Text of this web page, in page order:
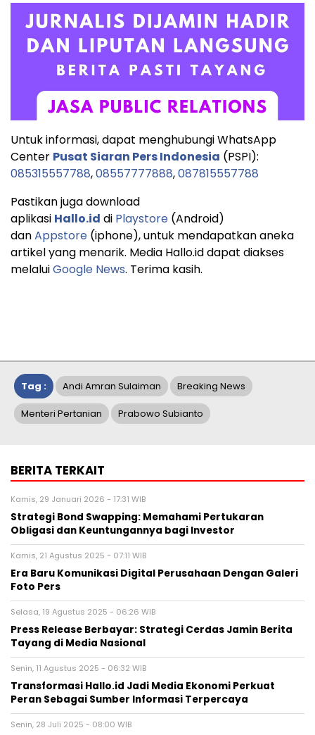
Untuk informasi, dapat menghubungi WhatsApp
Center Pusat Siaran Pers Indonesia (PSPI):
085315557788,08557777888,087815557788
Pastikan juga download
aplikasi Hallo.id di Playstore (Android)
danAppstore (iphone), untuk mendapatkan aneka
artikel yang menarik. Media Hallo.id dapat diakses
melaluiGoogle News. Terima kasih.
Tag : Andi Amran Sulaiman Breaking News
Menteri Pertanian Prabowo Subianto
BERITA TERKAIT
Kamis, 29 Januari 2026 - 17:31 WIB
Strategi Bond Swapping: Memahami Pertukaran
Obligasi dan Keuntungannya bagi Investor
Kamis, 21 Agustus 2025 - 07:11 WIB
Era Baru Komunikasi Digital Perusahaan Dengan Galeri
Foto Pers
Selasa, 19 Agustus 2025 - 06:26 WIB
Press Release Berbayar: Strategi Cerdas Jamin Berita
Tayang di Media Nasional
Senin, 11 Agustus 2025 - 06:32 WIB
Transformasi Hallo.id Jadi Media Ekonomi Perkuat
Peran Sebagai Sumber Informasi Terpercaya
Senin, 28 Juli 2025 - 08:00 WIB